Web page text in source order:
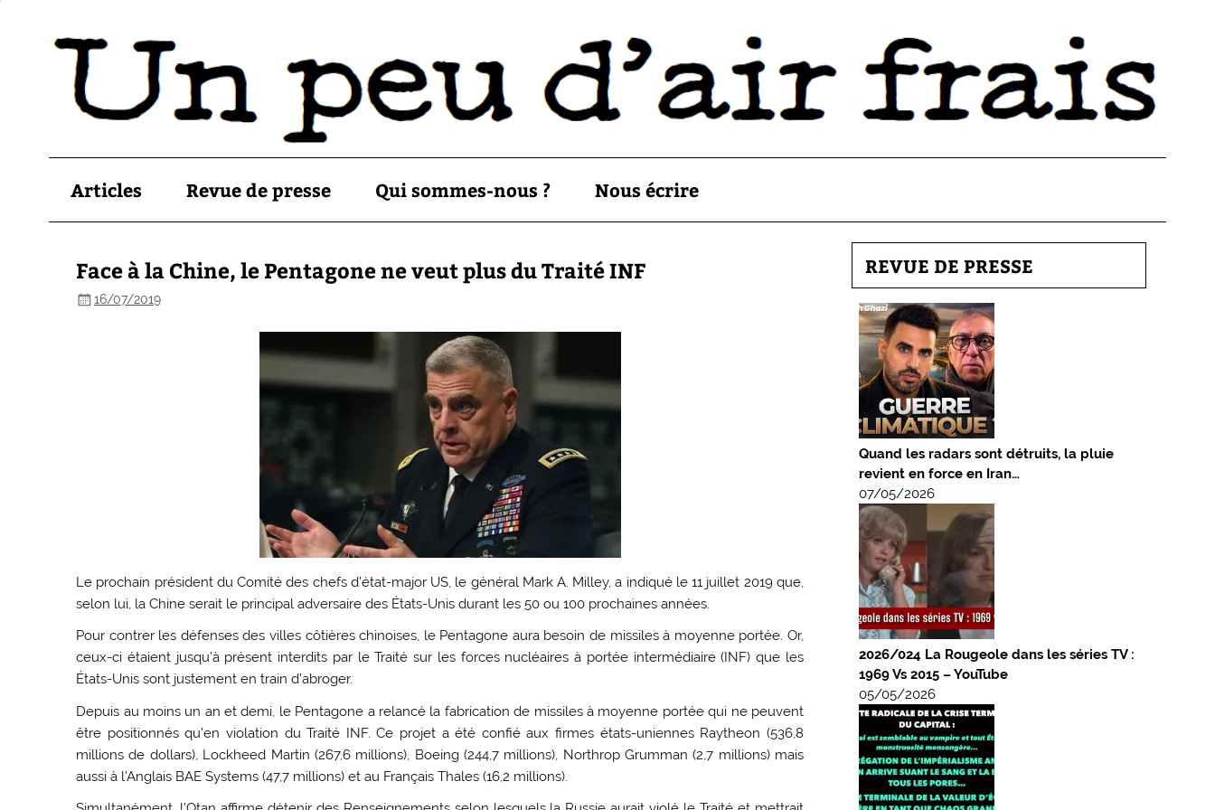
Articles Revue de presse Qui sommes-nous ? Nous écrire
Face à la Chine, le Pentagone ne veut plus du Traité INF
16/07/2019
Le prochain président du Comité des chefs d’état-major US, le général Mark A. Milley, a indiqué le 11 juillet 2019 que,
selon lui, la Chine serait le principal adversaire des États-Unis durant les 50 ou 100 prochaines années.
Pour contrer les défenses des villes côtières chinoises, le Pentagone aura besoin de missiles à moyenne portée. Or,
ceux-ci étaient jusqu’à présent interdits par le Traité sur les forces nucléaires à portée intermédiaire (INF) que les
États-Unis sont justement en train d’abroger.
Depuis au moins un an et demi, le Pentagone a relancé la fabrication de missiles à moyenne portée qui ne peuvent
être positionnés qu’en violation du Traité INF. Ce projet a été confié aux firmes états-uniennes Raytheon (536,8
millions de dollars), Lockheed Martin (267,6 millions), Boeing (244,7 millions), Northrop Grumman (2,7 millions) mais
aussi à l’Anglais BAE Systems (47,7 millions) et au Français Thales (16,2 millions).
REVUE DE PRESSE
Quand les radars sont détruits, la pluie
revient en force en Iran…
07/05/2026
2026/024 La Rougeole dans les séries TV :
1969 Vs 2015 – YouTube
05/05/2026